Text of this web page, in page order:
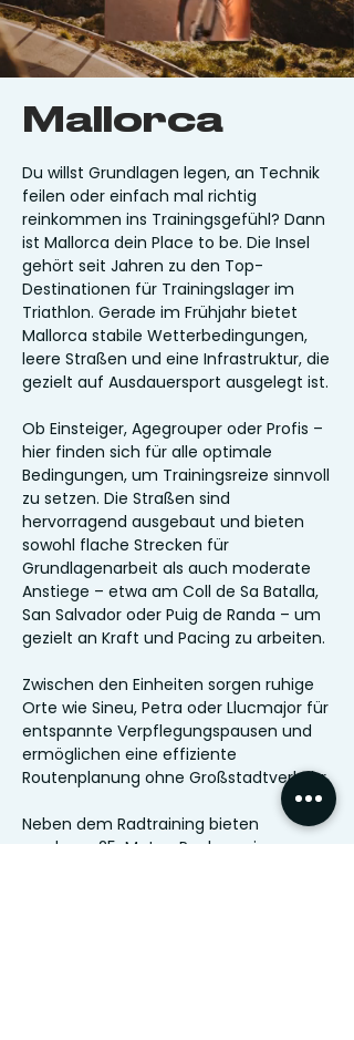
Mallorca
Du willst Grundlagen legen, an Technik
feilen oder einfach mal richtig
reinkommen ins Trainingsgefühl? Dann
ist Mallorca dein Place to be. Die Insel
gehört seit Jahren zu den Top-
Destinationen für Trainingslager im
Triathlon. Gerade im Frühjahr bietet
Mallorca stabile Wetterbedingungen,
leere Straßen und eine Infrastruktur, die
gezielt auf Ausdauersport ausgelegt ist.
Ob Einsteiger, Agegrouper oder Profis –
hier finden sich für alle optimale
Bedingungen, um Trainingsreize sinnvoll
zu setzen. Die Straßen sind
hervorragend ausgebaut und bieten
sowohl flache Strecken für
Grundlagenarbeit als auch moderate
Anstiege – etwa am Coll de Sa Batalla,
San Salvador oder Puig de Randa – um
gezielt an Kraft und Pacing zu arbeiten.
Zwischen den Einheiten sorgen ruhige
Orte wie Sineu, Petra oder Llucmajor für
entspannte Verpflegungspausen und
ermöglichen eine effiziente
Routenplanung ohne Großstadtverkehr.
Neben dem Radtraining bieten
moderne 25-Meter-Pools sowie